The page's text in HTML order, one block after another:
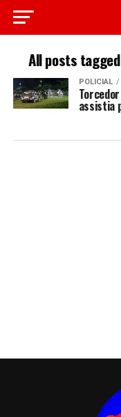
All posts
POLICIAL
assistia